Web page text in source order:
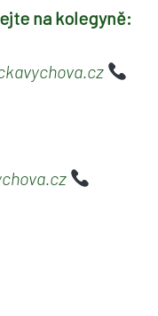
na kolegyně: